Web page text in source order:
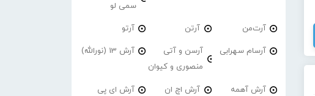
سمی لو
آرت‌من آرتن آرتو
آرسام سهرابی
آرسن و آتی
منصوری و کیوان
آرش 13 (نورالله)
آرش آهمه آرش اچ ان آرش ای پی